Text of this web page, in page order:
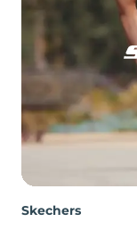
Skechers